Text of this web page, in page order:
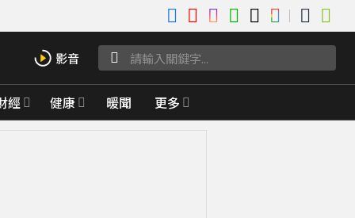
經 健康 暖聞 更多